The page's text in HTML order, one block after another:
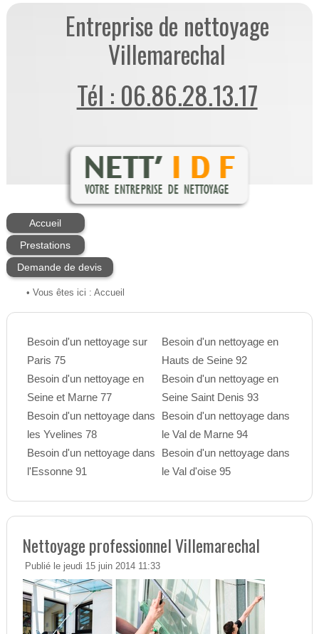
Entreprise de nettoyage
Villemarechal
Tél : 06.86.28.13.17
Accueil
Prestations
Demande de devis
• Vous êtes ici : Accueil
Besoin d'un nettoyage sur
Paris 75
Besoin d'un nettoyage en
Seine et Marne 77
Besoin d'un nettoyage dans
les Yvelines 78
Besoin d'un nettoyage dans
l'Essonne 91
Besoin d'un nettoyage en
Hauts de Seine 92
Besoin d'un nettoyage en
Seine Saint Denis 93
Besoin d'un nettoyage dans
le Val de Marne 94
Besoin d'un nettoyage dans
le Val d'oise 95
Nettoyage professionnel Villemarechal
Publié le jeudi 15 juin 2014 11:33